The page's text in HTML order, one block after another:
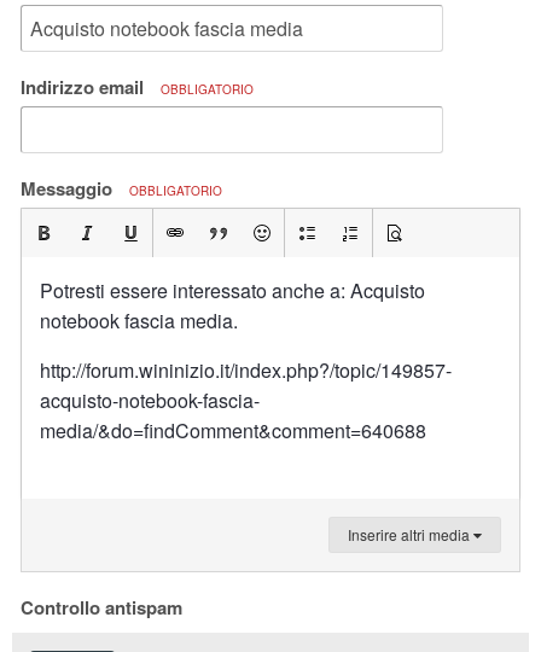
Indirizzo email OBBLIGATORIO
Messaggio OBBLIGATORIO
Potresti essere interessato anche a: Acquisto
notebook fascia media.
http://forum.wininizio.it/index.php?/topic/149857-
acquisto-notebook-fascia-
media/&do=findComment&comment=640688
Inserire altri media
Controllo antispam